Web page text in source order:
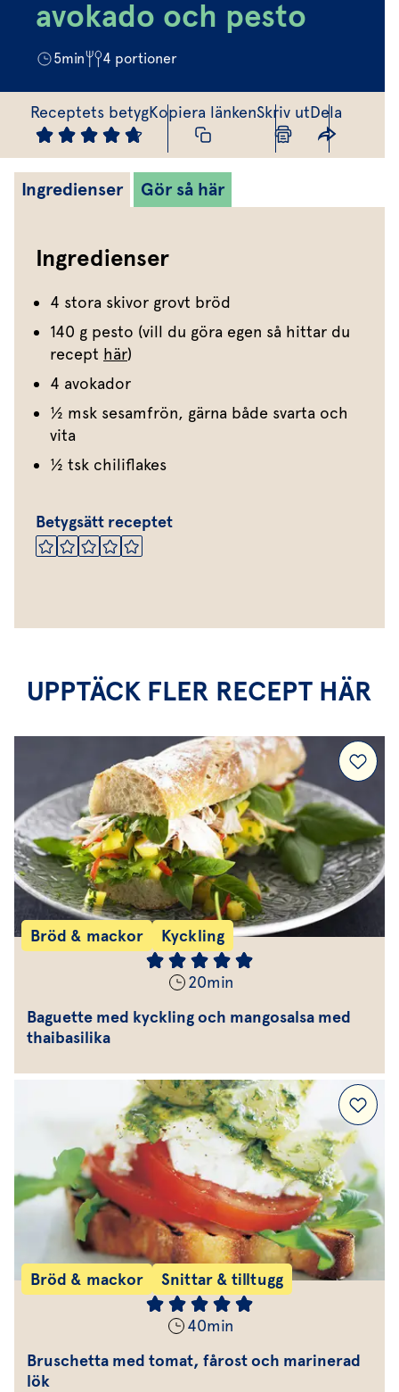
Dressing
Marinad
Allt om sallat
Vårt sortiment
Våra färska örter
Fixa vinägretten
avokado och pesto
5min 4 portioner
Receptets betygKopiera länkenSkriv utDela
Ingredienser Gör så här
Ingredienser
4 stora skivor grovt bröd
140 g pesto (vill du göra egen så hittar du
recept här)
4 avokador
1⁄2 msk sesamfrön, gärna både svarta och
vita
1⁄2 tsk chiliflakes
Betygsätt receptet
UPPTÄCK FLER RECEPT HÄR
Bröd & mackor Kyckling
20min
Baguette med kyckling och mangosalsa med
thaibasilika
Bröd & mackor Snittar & tilltugg
40min
Bruschetta med tomat, fårost och marinerad
lök